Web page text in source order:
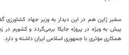
سفیر ژاپن هم در این دیدار به وزیر جهاد کشاورزی
پیش به ویژه در پروژهجایکا برمی‌گردد و کشورم
همکاری مؤثری با جمهوری اسلامی ایران داشته و دارد.